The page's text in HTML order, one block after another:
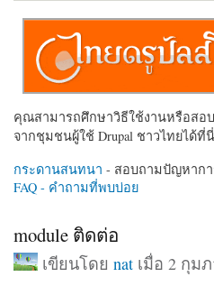
คุณสามารถศึกษาวิธีใช้งานหรือสอ
จากชุมชนผู้ใช้ Drupal ชาวไทยได้ที่นี่
กระดานสนทนา - สอบถามปัญหากา
FAQ - คำถามที่พบบ่อย
module ติดต่อ
เขียนโดย natเมื่อ 2 กุมภ